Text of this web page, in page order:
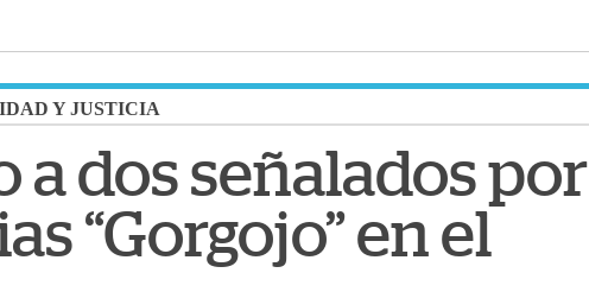
Y JUSTICIA
a dos señalados por
“Gorgojo” en el